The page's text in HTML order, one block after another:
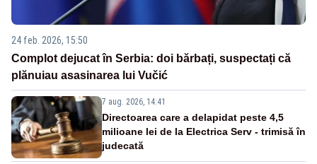
24 feb. 2026, 15:50
Complot dejucat în Serbia: doi bărbați, suspectați că
plănuiau asasinarea lui Vučić
7 aug. 2026, 14:41
Directoarea care a delapidat peste 4,5
milioane lei de la Electrica Serv - trimisă în
judecată